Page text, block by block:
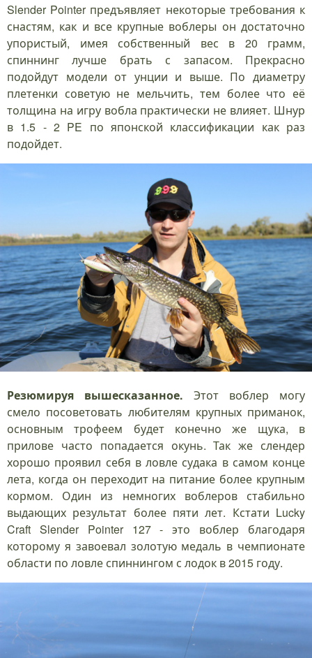
Slender Pointer предъявляет некоторые требования к
снастям, как и все крупные воблеры он достаточно
упористый, имея собственный вес в 20 грамм,
спиннинг лучше брать с запасом. Прекрасно
подойдут модели от унции и выше. По диаметру
плетенки советую не мельчить, тем более что её
толщина на игру вобла практически не влияет. Шнур
в 1.5 - 2 PE по японской классификации как раз
подойдет.
Резюмируя вышесказанное. Этот воблер могу
смело посоветовать любителям крупных приманок,
основным трофеем будет конечно же щука, в
прилове часто попадается окунь. Так же слендер
хорошо проявил себя в ловле судака в самом конце
лета, когда он переходит на питание более крупным
кормом. Один из немногих воблеров стабильно
выдающих результат более пяти лет. Кстати Lucky
Craft Slender Pointer 127 - это воблер благодаря
которому я завоевал золотую медаль в чемпионате
области по ловле спиннингом с лодок в 2015 году.